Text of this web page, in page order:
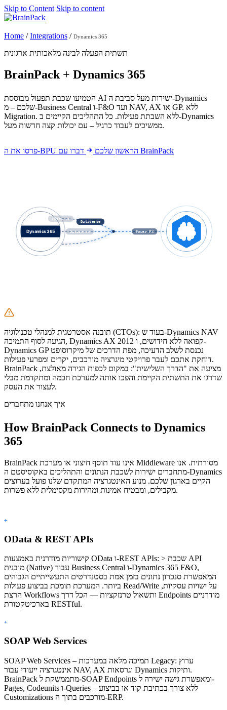
Skip to Content Skip to content
Home / Integrations / Dynamics 365
תשתית הפעלה לבינה מלאכותית ארגונית
BrainPack + Dynamics 365
הטמיעו שכבת תפעול מבוססת AI ישירות מעל סביבת ה-Dynamics
שלכם – מ-Business Central ו-F&O ועד NAV, AX או GP. ללא
Migration. ללא השבתת פעילות. כל התהליכים הקיימים ב-Dynamics
ממשיכים לעבוד כרגיל – עם יכולות קצה חדשות מעל.
פרסו את ה-BPU הראשון שלכם דברו עם BrainPack
Dataverse
OData v4
Power FX
Dataverse
תובנה אסטרטגית למנהלי טכנולוגיה (CTOs): בעוד ש-Dynamics NAV
הגיעה לסוף התמיכה, Dynamics AX 2012 קפואה ללא חידושים, ו-
Dynamics GP נכנסת לשלב הדעיכה, מפת הדרכים של מיקרוסופט
דוחקת אתכם לעבר פרויקטי מיגרציה מורכבים, יקרים ומפרעי פעילות.
BrainPack מציעה את "הדרך השלישית": במקום לכפות הגירה מאולצת,
שדרגו את התשתית הקיימת והפכו אותה למערכת חכמה ומתקדמת מבלי
לעצור את העסק.
איך אנחנו מתחברים
How BrainPack Connects to Dynamics
365
BrainPack אינו עוד תוסף חיצוני או מערכת Middleware מסורתית. אנו
מתחברים ישירות לשכבת הנתונים והתהליכים באקוסיסטם ה-Dynamics
הקיים בארגון שלכם. מנוע האינטגרציה המתקדם שלנו פועל בערוצים
מקבילים, ומבטיח אמינות ומהירות מקסימלית ללא פשרות.
+
OData & REST APIs
קישוריות מודרנית באמצעות OData ו-REST APIs: > שכבת API
מובנית (Native) עבור Business Central ו-Dynamics 365 F&O,
המאפשרת סנכרון נתונים בזמן אמת בסטנדרטים התעשייתיים הגבוהים
ביותר. המערכת תומכת בביצוע פעולות Read/Write על ישויות עסקיות,
הרצת Workflows ותשאול טרנזקציות — הכל דרך Endpoints מודרניים
בארכיטקטורת RESTful.
+
SOAP Web Services
SOAP Web Services – תמיכה מלאה במערכות Legacy: ערוץ
אינטגרציה ייעודי עבור NAV, AX וגרסאות Dynamics ותיקות.
BrainPack מתממשקת ל-SOAP Endpoints ומאפשרת גישה ישירה ל-
Pages, Codeunits ו-Queries – ללא צורך בכתיבת קוד או בביצוע
Customizations מורכבים בתוך ה-ERP.